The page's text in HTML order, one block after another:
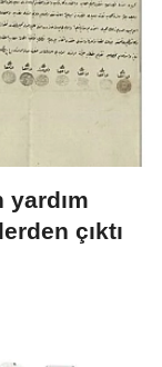
çıktı